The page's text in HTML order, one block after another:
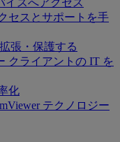
イスへアクセス
セスとサポートを手
張・保護する
クライアントの IT を
化
テクノロジー